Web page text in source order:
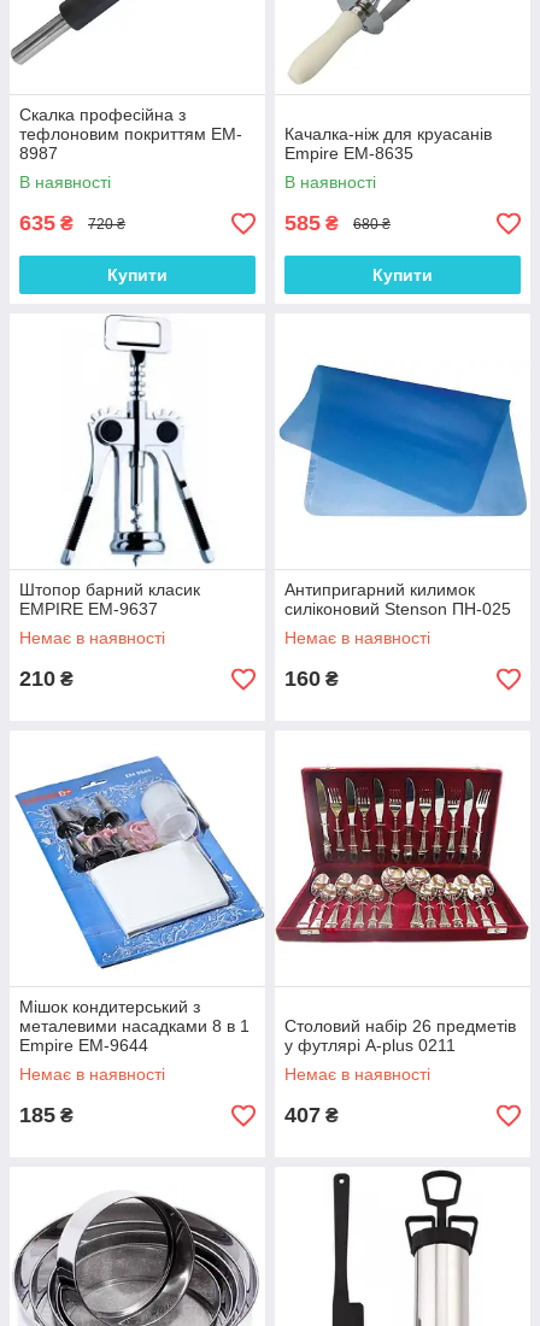
Скалка професійна з
тефлоновим покриттям EM-
8987
В наявності
635 ₴ 720 ₴
Купити
Качалка-ніж для круасанів
Empire EM-8635
В наявності
585 ₴ 680 ₴
Купити
Штопор барний класик
EMPIRE EM-9637
Немає в наявності
210 ₴
Антипригарний килимок
силіконовий Stenson ПН-025
Немає в наявності
160 ₴
Мішок кондитерський з
металевими насадками 8 в 1
Empire EM-9644
Немає в наявності
185 ₴
Столовий набір 26 предметів
у футлярі A-plus 0211
Немає в наявності
407 ₴